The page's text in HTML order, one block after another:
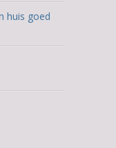
huis goed